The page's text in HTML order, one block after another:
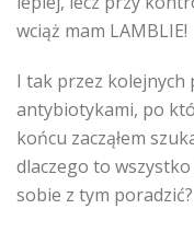
wciąż mam LAMBLIE!
I tak przez kolejnych
antybiotykami, po
końcu zacząłem
dlaczego to
sobie z tym poradzić?